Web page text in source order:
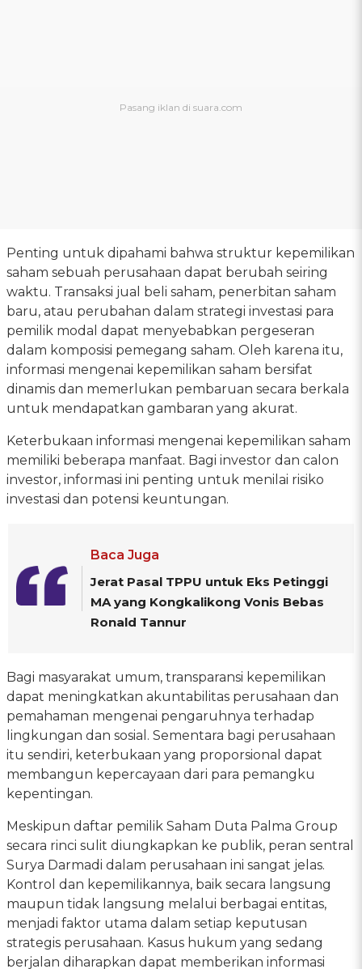
Penting untuk dipahami bahwa struktur kepemilikan
saham sebuah perusahaan dapat berubah seiring
waktu. Transaksi jual beli saham, penerbitan saham
baru, atau perubahan dalam strategi investasi para
pemilik modal dapat menyebabkan pergeseran
dalam komposisi pemegang saham. Oleh karena itu,
informasi mengenai kepemilikan saham bersifat
dinamis dan memerlukan pembaruan secara berkala
untuk mendapatkan gambaran yang akurat.
Keterbukaan informasi mengenai kepemilikan saham
memiliki beberapa manfaat. Bagi investor dan calon
investor, informasi ini penting untuk menilai risiko
investasi dan potensi keuntungan.
Baca Juga
Jerat Pasal TPPU untuk Eks Petinggi
MA yang Kongkalikong Vonis Bebas
Ronald Tannur
Bagi masyarakat umum, transparansi kepemilikan
dapat meningkatkan akuntabilitas perusahaan dan
pemahaman mengenai pengaruhnya terhadap
lingkungan dan sosial. Sementara bagi perusahaan
itu sendiri, keterbukaan yang proporsional dapat
membangun kepercayaan dari para pemangku
kepentingan.
Meskipun daftar pemilik Saham Duta Palma Group
secara rinci sulit diungkapkan ke publik, peran sentral
Surya Darmadi dalam perusahaan ini sangat jelas.
Kontrol dan kepemilikannya, baik secara langsung
maupun tidak langsung melalui berbagai entitas,
menjadi faktor utama dalam setiap keputusan
strategis perusahaan. Kasus hukum yang sedang
berjalan diharapkan dapat memberikan informasi